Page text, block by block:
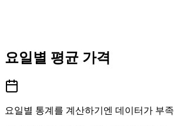
요일별 평균 가격
요일별 통계를 계산하기엔 데이터가 부